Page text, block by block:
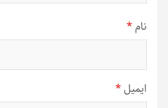
نام*
ایمیل*